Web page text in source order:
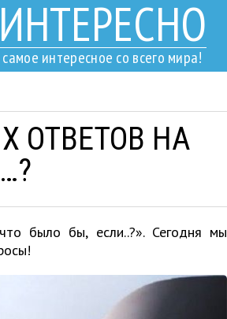
ИНТЕРЕСНО
самое интересное со всего мира!
ОТВЕТОВ НА
было бы, если..?». Сегодня мы